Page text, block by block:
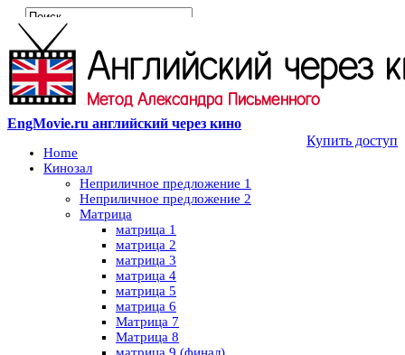
EngMovie.ru английский через кино
Купить доступ
Home
Кинозал
Неприличное предложение 1
Неприличное предложение 2
Матрица
матрица 1
матрица 2
матрица 3
матрица 4
матрица 5
матрица 6
Матрица 7
Матрица 8